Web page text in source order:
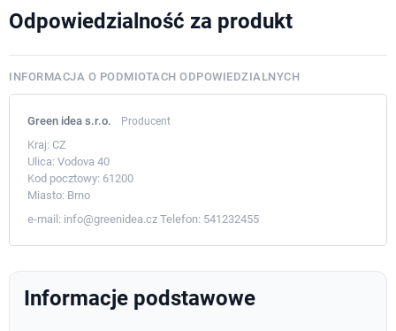
Odpowiedzialność za produkt
INFORMACJA O PODMIOTACH ODPOWIEDZIALNYCH
Green idea s.r.o. Producent
Kraj: CZ
Ulica: Vodova 40
Kod pocztowy: 61200
Miasto: Brno
e-mail: info@greenidea.cz Telefon: 541232455
Informacje podstawowe